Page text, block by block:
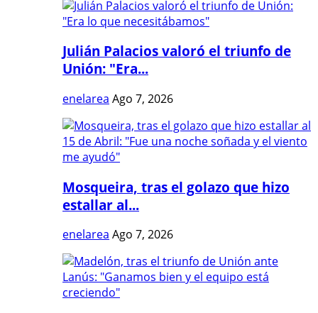
Julián Palacios valoró el triunfo de
Unión: "Era...
enelarea Ago 7, 2026
Mosqueira, tras el golazo que hizo
estallar al...
enelarea Ago 7, 2026